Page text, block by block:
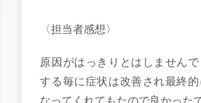
〈担当者感想〉
原因がはっきりとはしません
する毎に症状は改善され最終的